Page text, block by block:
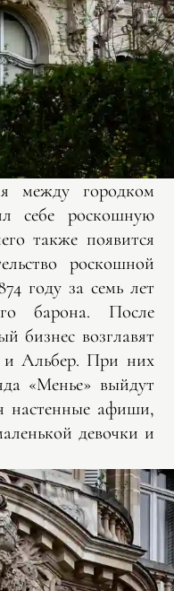
городком
себе роскошную
также появится
роскошной
году за семь лет
барона. После
бизнес возглавят
и Альбер. При них
«Менье» выйдут
настенные афиши,
девочки и